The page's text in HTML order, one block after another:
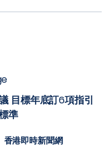
目標年底訂6項指引
準
香港即時新聞網